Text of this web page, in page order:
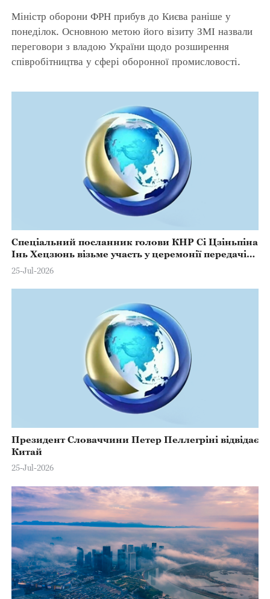
Міністр оборони ФРН прибув до Києва раніше у
понеділок. Основною метою його візиту ЗМІ назвали
переговори з владою України щодо розширення
співробітництва у сфері оборонної промисловості.
Спеціальний посланник голови КНР Сі Цзіньпіна
Інь Хецзюнь візьме участь у церемонії передачі
президентських повноважень у Перу
25-Jul-2026
Президент Словаччини Петер Пеллегріні відвідає
Китай
25-Jul-2026